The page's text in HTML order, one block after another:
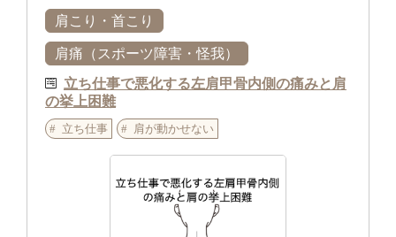
肩こり・首こり
肩痛（スポーツ障害・怪我）
立ち仕事で悪化する左肩甲骨内側の痛みと肩
の挙上困難
立ち仕事 肩が動かせない